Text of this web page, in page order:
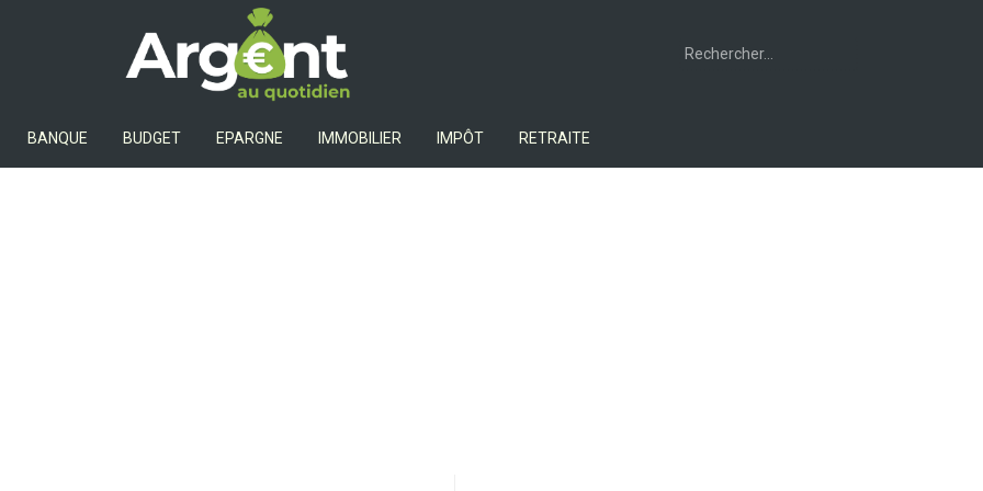
Argent Au Quotidien
Rechercher :
BANQUE BUDGET EPARGNE IMMOBILIER IMPÔT RETRAITE